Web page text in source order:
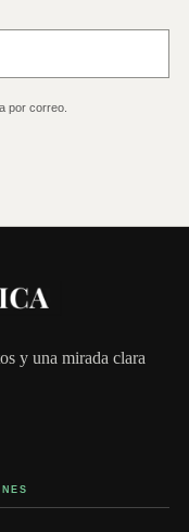
por correo.
y una mirada clara